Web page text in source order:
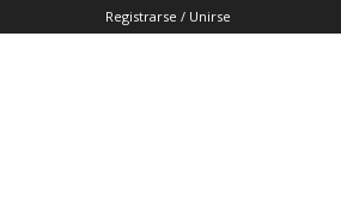
Registrarse / Unirse